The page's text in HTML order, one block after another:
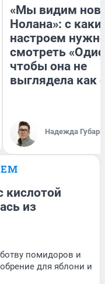
«Мы видим
Нолана»: с
настроем
смотреть
чтобы она не
выглядела как
Надежда Губарь
кислотой
из
помидоров и
для яблони и